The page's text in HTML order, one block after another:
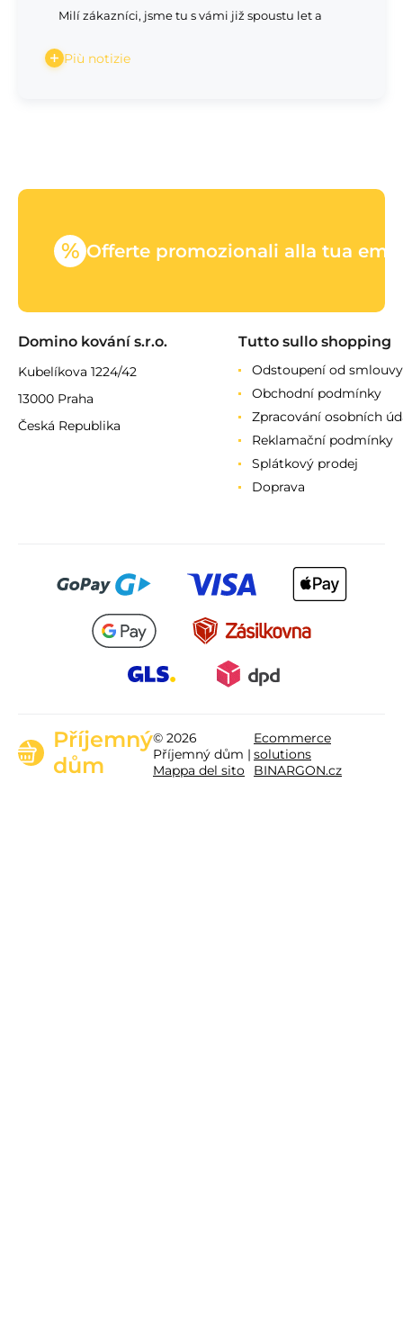
Milí zákazníci, jsme tu s vámi již spoustu let a
Più notizie
% Offerte promozionali alla tua
Domino kování s.r.o.
Kubelíkova 1224/42
13000 Praha
Česká Republika
Tutto sullo shopping
Odstoupení od smlouvy
Obchodní podmínky
Zpracování osobních
Reklamační podmínky
Splátkový prodej
Doprava
Příjemný
dům
© 2026
Příjemný dům |
Mappa del sito
Ecommerce
solutions
BINARGON.cz